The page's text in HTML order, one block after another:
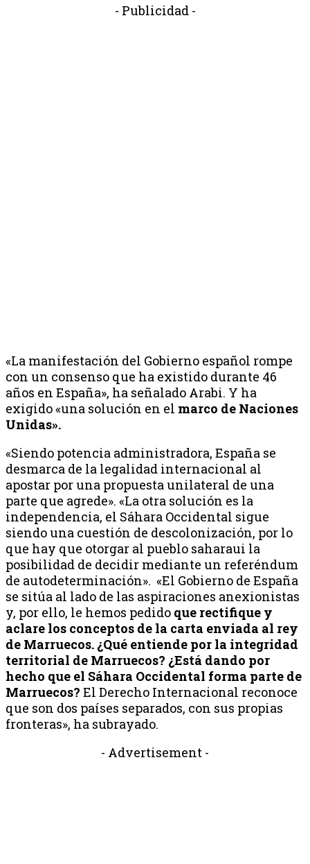
- Publicidad -
«La manifestación del Gobierno español rompe
con un consenso que ha existido durante 46
años en España», ha señalado Arabi. Y ha
exigido «una solución en el marco de Naciones
Unidas».
«Siendo potencia administradora, España se
desmarca de la legalidad internacional al
apostar por una propuesta unilateral de una
parte que agrede». «La otra solución es la
independencia, el Sáhara Occidental sigue
siendo una cuestión de descolonización, por lo
que hay que otorgar al pueblo saharaui la
posibilidad de decidir mediante un referéndum
de autodeterminación». «El Gobierno de España
se sitúa al lado de las aspiraciones anexionistas
y, por ello, le hemos pedido que rectifique y
aclare los conceptos de la carta enviada al rey
de Marruecos. ¿Qué entiende por la integridad
territorial de Marruecos? ¿Está dando por
hecho que el Sáhara Occidental forma parte de
Marruecos? El Derecho Internacional reconoce
que son dos países separados, con sus propias
fronteras», ha subrayado.
- Advertisement -